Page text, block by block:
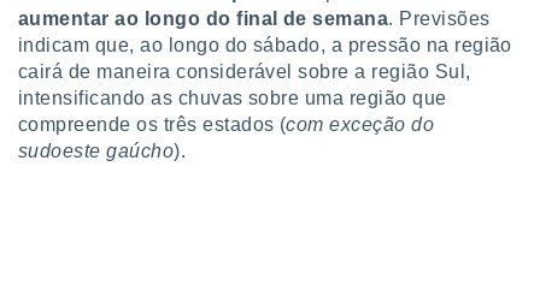
como a
sitio
IP e
de
possam
aumentar ao longo do final de semana. Previsões
indicam que, ao longo do sábado, a pressão na região
cairá de maneira considerável sobre a região Sul,
intensificando as chuvas sobre uma região que
compreende os três estados (com exceção do
sudoeste gaúcho).